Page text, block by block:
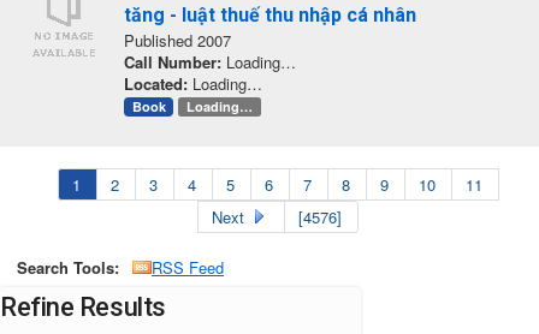
tăng - luật thuế thu nhập cá nhân
Published 2007
Call Number: Loading…
Located: Loading…
Book Loading…
1 2 3 4 5 6 7 8 9 10
11
Next
[4576]
Search Tools: RSS Feed
Refine Results
Page will reload when a filter is selected or excluded.